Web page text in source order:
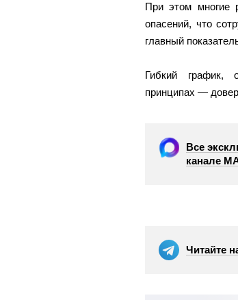
При этом многие
опасений, что
главный
Гибкий график,
принципах —
Все
канале
Читайте